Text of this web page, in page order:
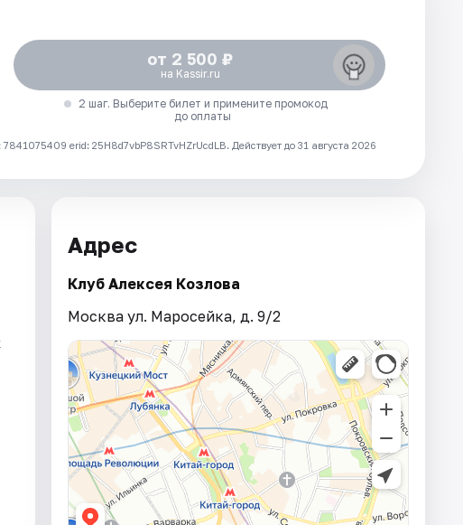
от 2 500 ₽
на Kassir.ru
2 шаг. Выберите билет и примените промокод
до оплаты
erid: 25H8d7vbP8SRTvHZrUcdLB. Действует до 31 августа 2026
Адрес
Клуб Алексея Козлова
Москва ул. Маросейка, д. 9/2